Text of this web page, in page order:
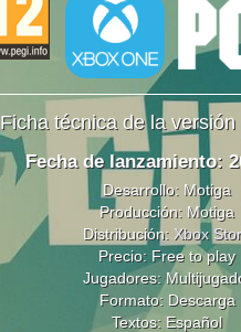
Ficha técnica de la versión
Fecha de lanzamiento:
Desarrollo: Motiga
Producción: Motiga
Distribución: Xbox
Precio: Free to play
Jugadores:
Formato: Descarga
Textos: Español